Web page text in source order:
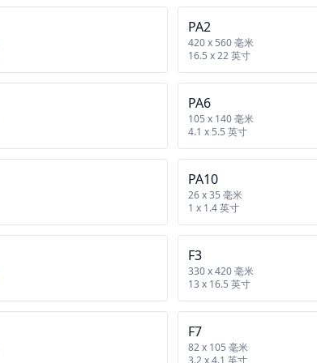
PA2
420 x 560 毫米
16.5 x 22 英寸
PA6
105 x 140 毫米
4.1 x 5.5 英寸
PA10
26 x 35 毫米
1 x 1.4 英寸
F3
330 x 420 毫米
13 x 16.5 英寸
F7
82 x 105 毫米
3.2 x 4.1 英寸